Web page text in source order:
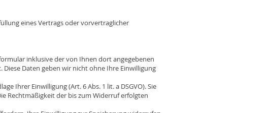
eines Vertrags oder vorvertraglicher
inklusive der von Ihnen dort angegebenen
Daten geben wir nicht ohne Ihre Einwilligung
Ihrer Einwilligung (Art. 6 Abs. 1 lit. a DSGVO). Sie
Rechtmäßigkeit der bis zum Widerruf erfolgten